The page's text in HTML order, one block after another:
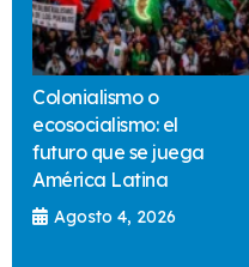
Colonialismo o
ecosocialismo: el
futuro que se juega
América Latina
Agosto 4, 2026